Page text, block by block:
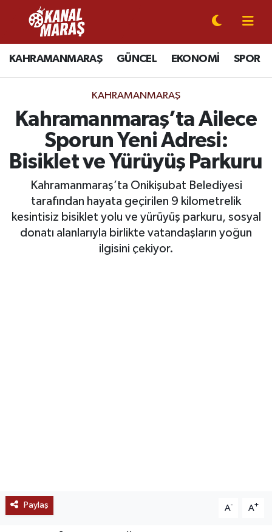
KAHRAMANMARAŞ GÜNCEL EKONOMİ SPOR
KAHRAMANMARAŞ
Kahramanmaraş’ta Ailece
Sporun Yeni Adresi:
Bisiklet ve Yürüyüş Parkuru
Kahramanmaraş’ta Onikişubat Belediyesi
tarafından hayata geçirilen 9 kilometrelik
kesintisiz bisiklet yolu ve yürüyüş parkuru, sosyal
donatı alanlarıyla birlikte vatandaşların yoğun
ilgisini çekiyor.
Paylaş A- A+
CANLI YAYIN
KAHRAMANMARAŞ
SPOR
SİYASET
EKONOMİ
GÜNDEM
MEDYA
Kahramanmaraş Nöbetçi Eczaneler
Kahramanmaraş Hava Durumu
Kahramanmaraş Trafik Yoğunluk Haritası
Süper Lig Puan Durumu ve Fikstür
Tüm Manşetler
Son Dakika Haberleri